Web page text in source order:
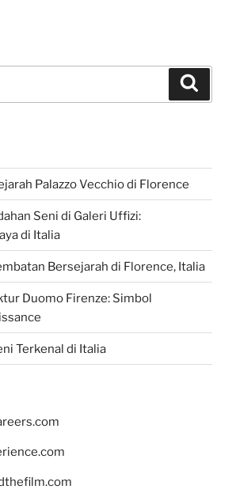
Palazzo Vecchio di Florence
Seni di Galeri Uffizi:
di Italia
Bersejarah di Florence, Italia
Duomo Firenze: Simbol
Terkenal di Italia